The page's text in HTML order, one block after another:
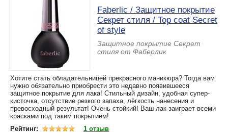
Faberlic / Защитное покрытие
Секрет стиля / Top coat Secret
of style
Защитное покрытие Секрет
стиля от Фаберлик
Хотите стать обладательницей прекрасного маникюра? Тогда вам
нужно обязательно приобрести это недавно появившееся
защитное покрытие для лака! Стильный дизайн, удобная супер-
кисточка, отсутствие резкого запаха, лёгкость нанесения и
превосходный результат! Очень стойкий! Ваш лак заиграет всеми
красками под таким покрытием!
Рейтинг:
1 отзыв